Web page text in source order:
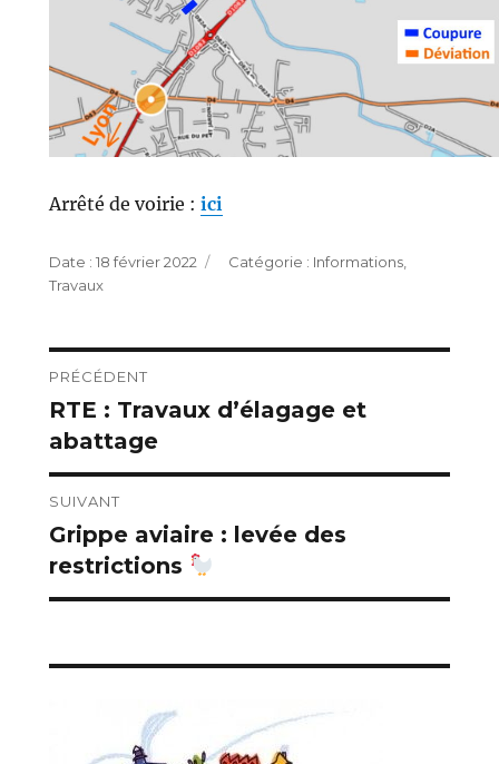
Arrêté de voirie : ici
Publié
le
18 février 2022 Catégories
Informations,
Travaux
Navigation
de
l’article
PRÉCÉDENT
Publication
précédente :
RTE : Travaux d’élagage et
abattage
SUIVANT
Publication
suivante :
Grippe aviaire : levée des
restrictions